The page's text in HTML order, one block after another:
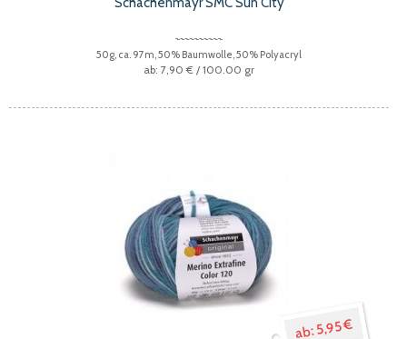
50g, ca. 97m, 50% Baumwolle, 50% Polyacryl
7,90 € / 100.00 gr
5,95 €